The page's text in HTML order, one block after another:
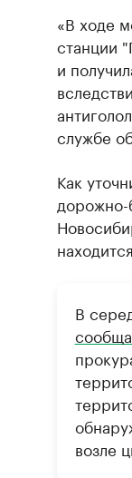
«В ходе
станции
и
службе
Как
дорожно-
В
возле